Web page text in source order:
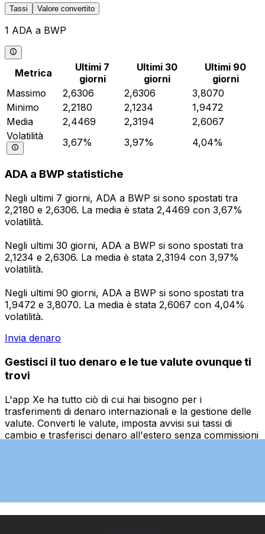
Tassi Valore convertito
1 ADA a BWP
Metrica
Ultimi 7
giorni
Ultimi 30
giorni
Ultimi 90
giorni
Massimo
2,6306 2,6306
3,8070
Minimo
2,2180 2,1234
1,9472
Media
2,4469 2,3194
2,6067
Volatilità
3,67% 3,97% 4,04%
ADA a BWP statistiche
Negli ultimi 7 giorni, ADA a BWP si sono spostati tra
2,2180 e 2,6306. La media è stata 2,4469 con 3,67%
volatilità.
Negli ultimi 30 giorni, ADA a BWP si sono spostati tra
2,1234 e 2,6306. La media è stata 2,3194 con 3,97%
volatilità.
Negli ultimi 90 giorni, ADA a BWP si sono spostati tra
1,9472 e 3,8070. La media è stata 2,6067 con 4,04%
volatilità.
Invia denaro
Gestisci il tuo denaro e le tue valute ovunque ti
trovi
L'app Xe ha tutto ciò di cui hai bisogno per i
trasferimenti di denaro internazionali e la gestione delle
valute. Converti le valute, imposta avvisi sui tassi di
cambio e trasferisci denaro all'estero senza commissioni